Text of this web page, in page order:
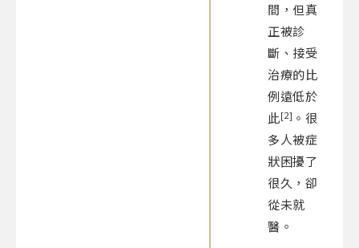
間，但真
正被診
斷、接受
治療的比
例遠低於
此[2] 。很
多人被症
狀困擾了
很久，卻
從未就
醫。